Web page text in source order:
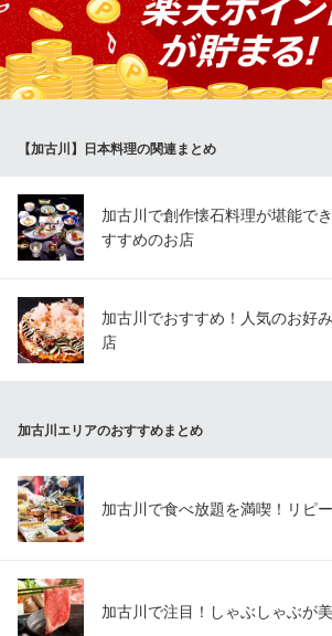
団体様でのご利用にも最適です。店内には
ル席や個室があり、最大で60名様までご利
望などございましたら、どうぞお気軽にお
日本料理
兵庫県加西市殿原町494
【加古川】日本料理の関連まとめ
加古川で創作懐石料理が堪能で
すすめのお店
加古川でおすすめ！人気のお好
店
加古川エリアのおすすめまとめ
加古川で食べ放題を満喫！リピ
加古川で注目！しゃぶしゃぶが